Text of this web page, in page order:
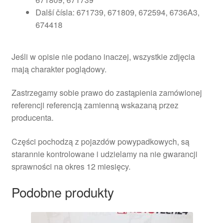
Další čísla: 671739, 671809, 672594, 6736A3,
674418
Jeśli w opisie nie podano inaczej, wszystkie zdjęcia
mają charakter poglądowy.
Zastrzegamy sobie prawo do zastąpienia zamówionej
referencji referencją zamienną wskazaną przez
producenta.
Części pochodzą z pojazdów powypadkowych, są
starannie kontrolowane i udzielamy na nie gwarancji
sprawności na okres 12 miesięcy.
Podobne produkty